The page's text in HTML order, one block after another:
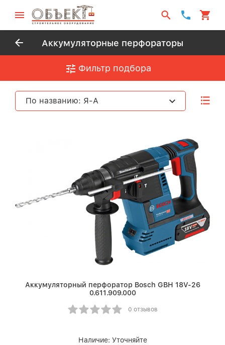
Аккумуляторные перфораторы
Фильтр подбора
По названию: Я-А
Аккумуляторный перфоратор Bosch GBH 18V-26
0.611.909.000
0 отзывов
Наличие: Уточняйте